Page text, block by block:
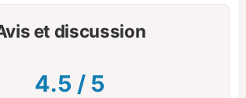
et discussion
4.5 / 5